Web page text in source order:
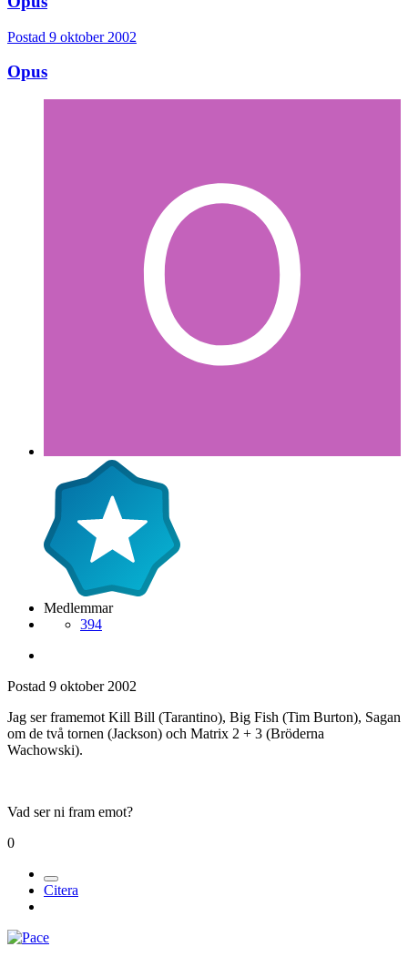
Postad 9 oktober 2002
Opus
Medlemmar
394
Postad 9 oktober 2002
Jag ser framemot Kill Bill (Tarantino), Big Fish (Tim Burton), Sagan
om de två tornen (Jackson) och Matrix 2 + 3 (Bröderna
Wachowski).
Vad ser ni fram emot?
0
Citera